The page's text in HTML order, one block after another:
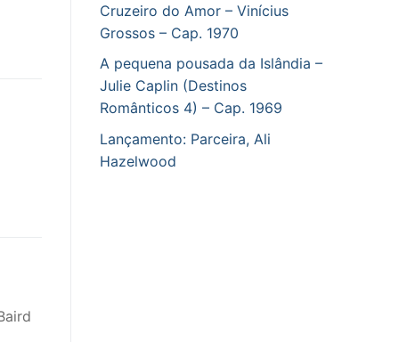
Cruzeiro do Amor – Vinícius
Grossos – Cap. 1970
A pequena pousada da Islândia –
Julie Caplin (Destinos
Românticos 4) – Cap. 1969
Lançamento: Parceira, Ali
Hazelwood